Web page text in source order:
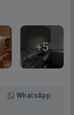
+5
WhatsApp